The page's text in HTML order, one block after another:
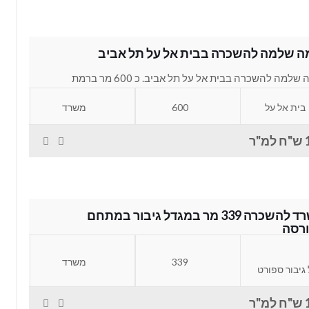
שלמה להשכרה בבית אל על תל אביב
קומה שלמה להשכרה בבית אל על תל אביב. כ 600 מר ברמת
בית אל על 600 משרד
משרד להשכרה 339 מר במגדל גיבור במתחם
מחולק למספר חדרים גדולים...
ספורט
339 משרד